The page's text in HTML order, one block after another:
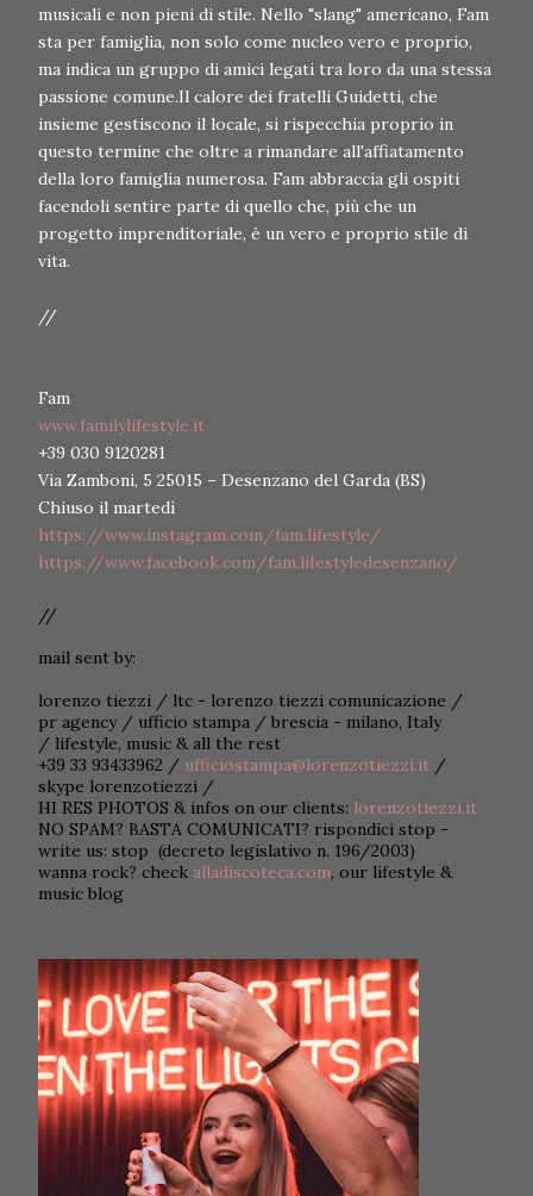
musicali e non pieni di stile. Nello "slang" americano, Fam
sta per famiglia, non solo come nucleo vero e proprio,
ma indica un gruppo di amici legati tra loro da una stessa
passione comune.Il calore dei fratelli Guidetti, che
insieme gestiscono il locale, si rispecchia proprio in
questo termine che oltre a rimandare all'affiatamento
della loro famiglia numerosa. Fam abbraccia gli ospiti
facendoli sentire parte di quello che, più che un
progetto imprenditoriale, è un vero e proprio stile di
vita.
//
Fam
www.familylifestyle.it
+39 030 9120281
Via Zamboni, 5 25015 – Desenzano del Garda (BS)
Chiuso il martedì
https://www.instagram.com/fam.lifestyle/
https://www.facebook.com/fam.lifestyledesenzano/
//
mail sent by:
lorenzo tiezzi / ltc - lorenzo tiezzi comunicazione /
pr agency / ufficio stampa / brescia - milano, Italy
/ lifestyle, music & all the rest
+39 33 93433962 / ufficiostampa@lorenzotiezzi.it /
skype lorenzotiezzi /
HI RES PHOTOS & infos on our clients: lorenzotiezzi.it
NO SPAM? BASTA COMUNICATI? rispondici stop -
write us: stop (decreto legislativo n. 196/2003)
wanna rock? check alladiscoteca.com, our lifestyle &
music blog